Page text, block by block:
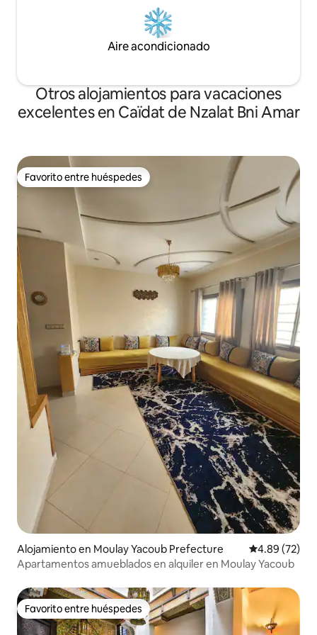
Aire acondicionado
Otros alojamientos para vacaciones
excelentes en Caïdat de Nzalat Bni Amar
Favorito entre huéspedes
Favorito entre huéspedes
Alojamiento en Moulay Yacoub Prefecture Calificación
4.89 (72)
Apartamentos amueblados en alquiler en Moulay Yacoub
Favorito entre huéspedes
Favorito entre huéspedes